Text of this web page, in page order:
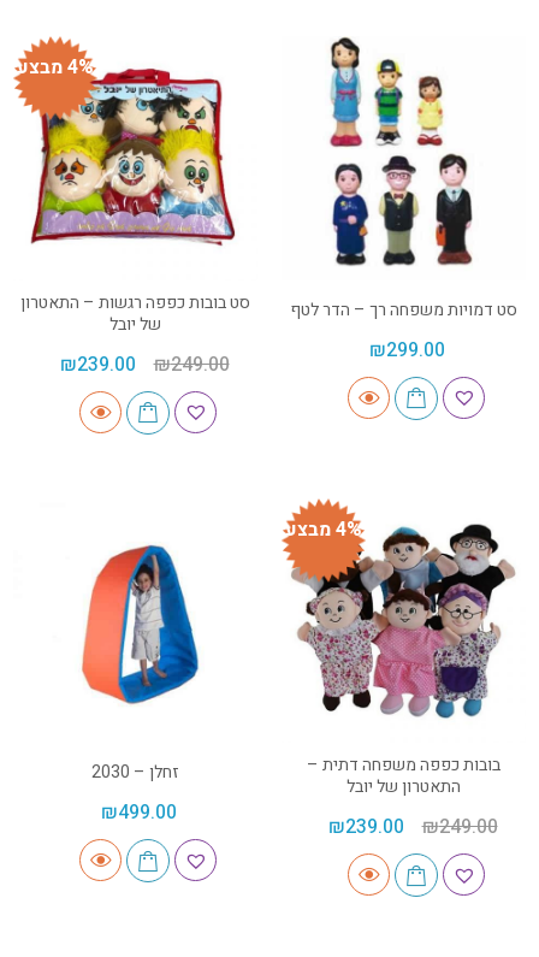
סט דמויות משפחה רך – הדר לטף
₪299.00
4% מבצע
סט בובות כפפה רגשות – התאטרון
של יובל
₪249.00
₪239.00
4% מבצע
בובות כפפה משפחה דתית –
התאטרון של יובל
₪249.00
₪239.00
זחלן – 2030
₪499.00